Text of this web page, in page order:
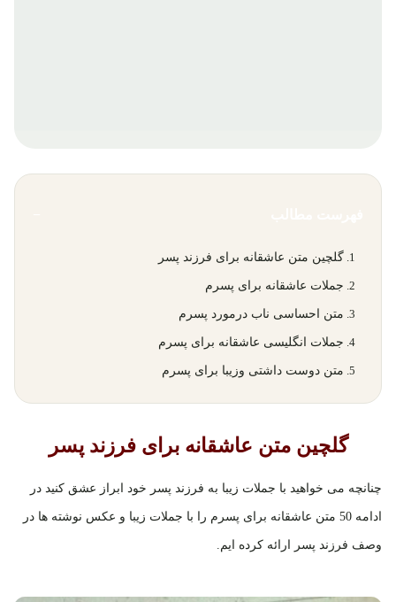
گلچین متن عاشقانه برای فرزند پسر
جملات عاشقانه برای پسرم
متن احساسی ناب درمورد پسرم
جملات انگلیسی عاشقانه برای پسرم
متن دوست داشتی وزیبا برای پسرم
گلچین متن عاشقانه برای فرزند پسر
چنانچه می خواهید با جملات زیبا به فرزند پسر خود ابراز عشق کنید در
ادامه 50 متن عاشقانه برای پسرم را با جملات زیبا و عکس نوشته ها در
وصف فرزند پسر ارائه کرده ایم.